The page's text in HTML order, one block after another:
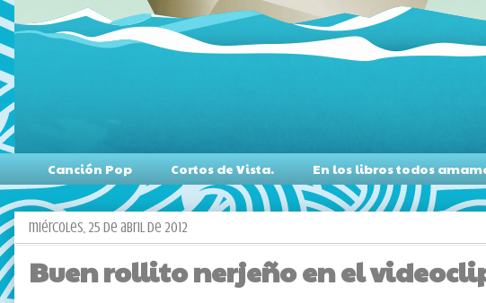
Canción Pop Cortos de Vista. En los libros todos
miércoles, 25 de abril de 2012
Buen rollito nerjeño en el